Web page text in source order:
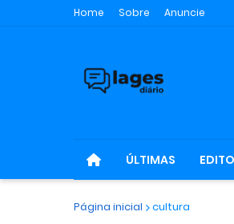
Home Sobre Anuncie
ÚLTIMAS
Página inicial cultura